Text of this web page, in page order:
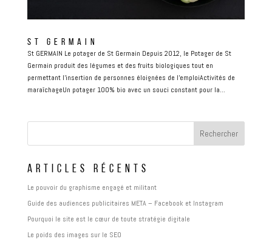
ST GERMAIN
St GERMAIN Le potager de St Germain Depuis 2012, le Potager de St
Germain produit des légumes et des fruits biologiques tout en
permettant l’insertion de personnes éloignées de l’emploiActivités de
maraîchageUn potager 100% bio avec un souci constant pour la...
ARTICLES RÉCENTS
Le pouvoir du graphisme engagé et militant
Guide des audiences publicitaires META – Facebook et Instagram
Pourquoi le site est le cœur de toute stratégie digitale
Le poids des images sur le SEO